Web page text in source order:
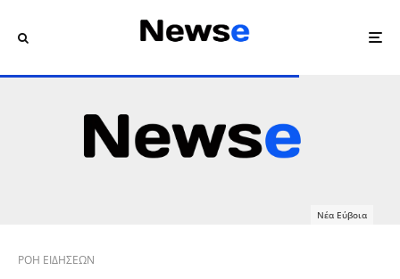
Νέα Εύβοια
ΡΟΗ ΕΙΔΗΣΕΩΝ